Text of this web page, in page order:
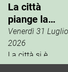
La città
piange la
prematura
scomparsa di
Vitiana
Venerdì 31 Luglio
2026
La città si è
stretta attorno al